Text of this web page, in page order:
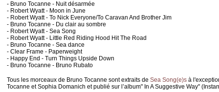
- Bruno Tocanne - Nuit désarmée
- Robert Wyatt - Moon in June
- Robert Wyatt - To Nick Everyone/To Caravan And Brother Jim
- Bruno Tocanne - Du clair au sombre
- Robert Wyatt - Sea Song
- Robert Wyatt - Little Red Riding Hood Hit The Road
- Bruno Tocanne - Sea dance
- Clear Frame - Paperweight
- Happy End - Turn Things Upside Down
- Bruno Tocanne - Bruno Rubato
Tous les morceaux de Bruno Tocanne sont extraits de Sea Song(e)s à
Tocanne et Sophia Domanich et publié sur l’album" In A Suggestive Way"